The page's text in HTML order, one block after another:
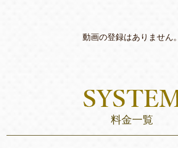
動画の登録はありません。
料金一覧